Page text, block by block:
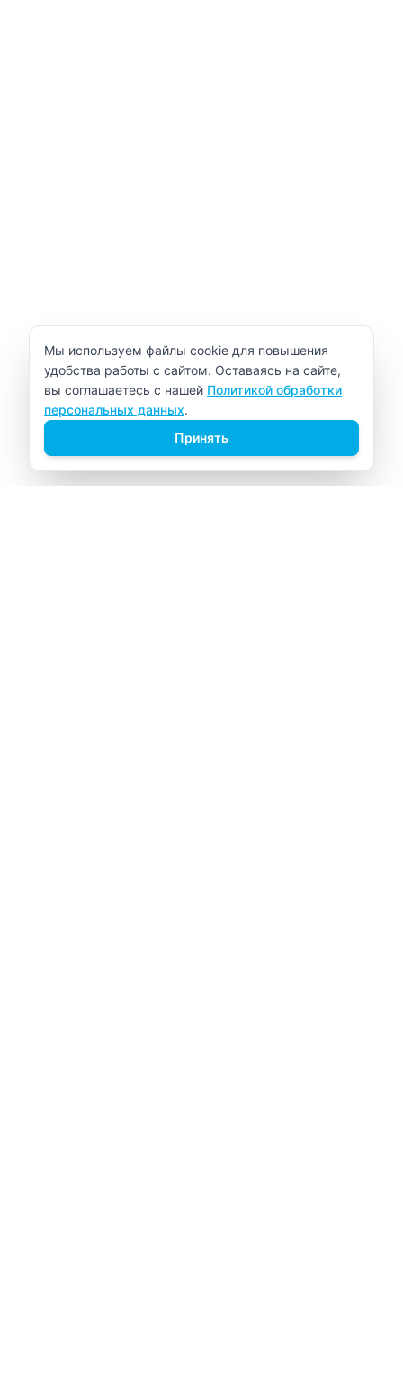
Уведомление об использовании cookie
Мы используем файлы cookie для повышения
удобства работы с сайтом. Оставаясь на сайте,
вы соглашаетесь с нашей Политикой обработки
персональных данных.
Принять